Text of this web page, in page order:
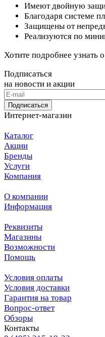
Имеют двойную
Благодаря системе
Защищены от
Реализуются по
Хотите подробнее
Подписаться
на новости и акции
Подписаться
Интернет-магазин
Каталог
Акции
Бренды
Услуги
Компания
О компании
Информация
Реквизиты
Магазины
Возможности
Помощь
Условия оплаты
Условия доставки
Гарантия на товар
Вопрос-ответ
Обзоры
Контакты